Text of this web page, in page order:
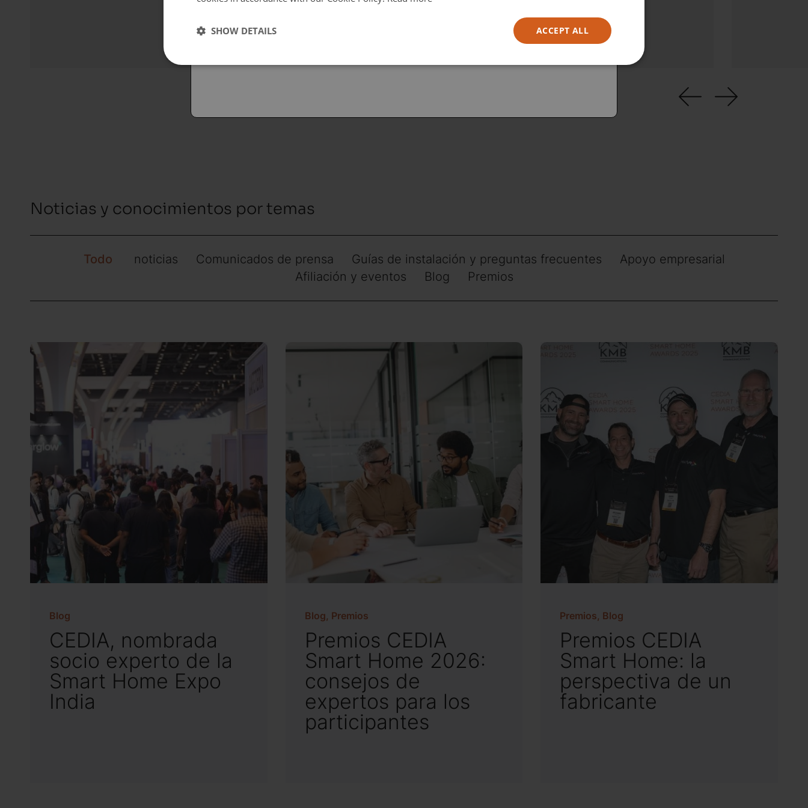
inteligentes
Noticias y conocimientos por temas
Todo noticias Comunicados de prensa Guías de instalación y preguntas frecuentes
Apoyo empresarial
Afiliación y eventos
Blog Premios
Blog
CEDIA, nombrada
socio experto de la
Smart Home Expo
India
Blog, Premios
Premios CEDIA
Smart Home 2026:
consejos de
expertos para los
participantes
Premios, Blog
Premios CEDIA
Smart Home: la
perspectiva de un
fabricante
Australia
ACCEPT ALL
SHOW DETAILS